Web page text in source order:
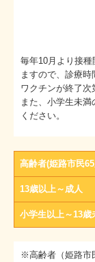
毎年10月より接
ますので、診療時
ワクチンが終了次
また、小学生未
ください。
高齢者(姫路市民
13歳以上～成人
小学生以上～13歳
※高齢者（姫路市